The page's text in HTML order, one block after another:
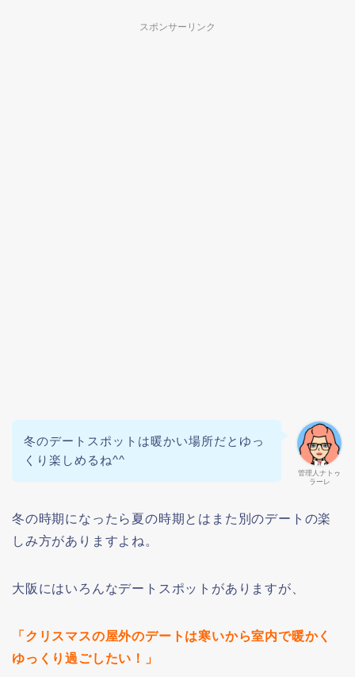
スポンサーリンク
管理人ナトゥ
ラーレ
冬のデートスポットは暖かい場所だとゆっ
くり楽しめるね^^
冬の時期になったら夏の時期とはまた別のデートの楽
しみ方がありますよね。
大阪にはいろんなデートスポットがありますが、
「クリスマスの屋外のデートは寒いから室内で暖かく
ゆっくり過ごしたい！」